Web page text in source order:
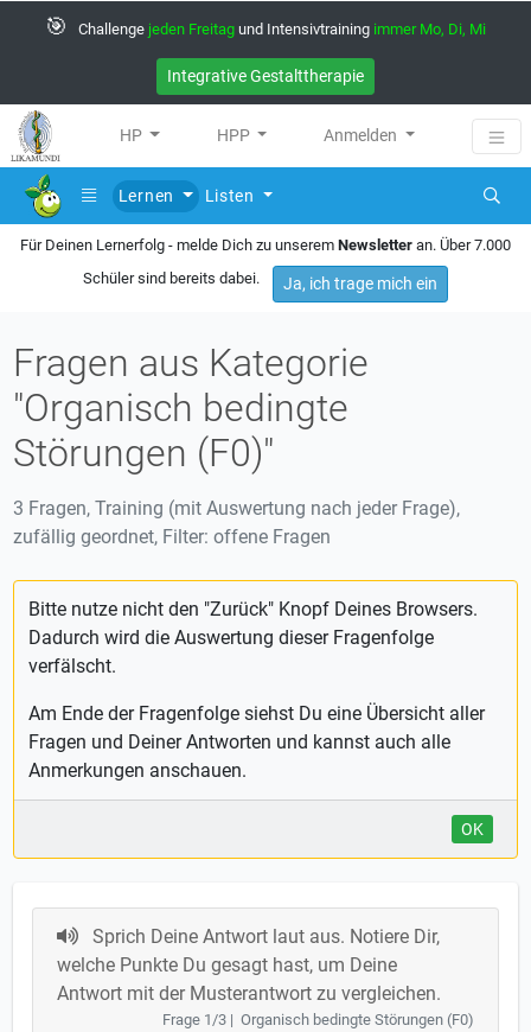
🎯 Challenge jeden Freitag und Intensivtraining immer Mo, Di, Mi
Integrative Gestalttherapie
HP HPP Anmelden
Lernen Listen
Für Deinen Lernerfolg - melde Dich zu unserem Newsletter an. Über 7.000
Schüler sind bereits dabei.
Ja, ich trage mich ein
Fragen aus Kategorie
"Organisch bedingte
Störungen (F0)"
3 Fragen, Training (mit Auswertung nach jeder Frage),
zufällig geordnet, Filter: offene Fragen
Bitte nutze nicht den "Zurück" Knopf Deines Browsers.
Dadurch wird die Auswertung dieser Fragenfolge
verfälscht.
Am Ende der Fragenfolge siehst Du eine Übersicht aller
Fragen und Deiner Antworten und kannst auch alle
Anmerkungen anschauen.
OK
Sprich Deine Antwort laut aus. Notiere Dir,
welche Punkte Du gesagt hast, um Deine
Antwort mit der Musterantwort zu vergleichen.
Frage 1/3 | Organisch bedingte Störungen (F0)